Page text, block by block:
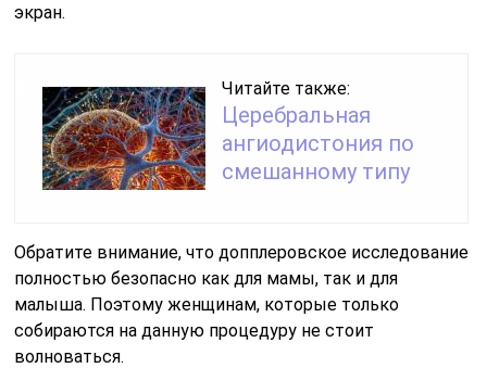
экран.
Читайте также:
Церебральная
ангиодистония по
смешанному типу
Обратите внимание, что допплеровское исследование
полностью безопасно как для мамы, так и для
малыша. Поэтому женщинам, которые только
собираются на данную процедуру не стоит
волноваться.